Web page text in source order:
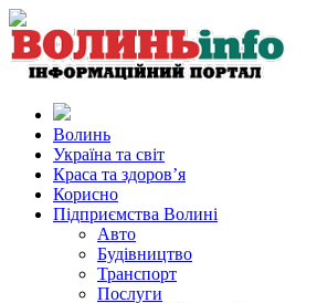
Волинь
Україна та світ
Краса та здоров’я
Корисно
Підприємства Волині
Авто
Будівництво
Транспорт
Послуги